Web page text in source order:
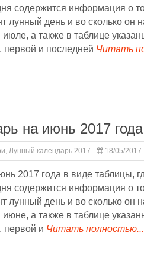
содержится информация о
день и во сколько он
июле, а также в таблице
первой и последней Читать
на июнь 2017 года
, Лунный календарь 2017 18/05/2017
2017 года в виде таблицы,
содержится информация о
день и во сколько он
июне, а также в таблице
первой и Читать полностью...